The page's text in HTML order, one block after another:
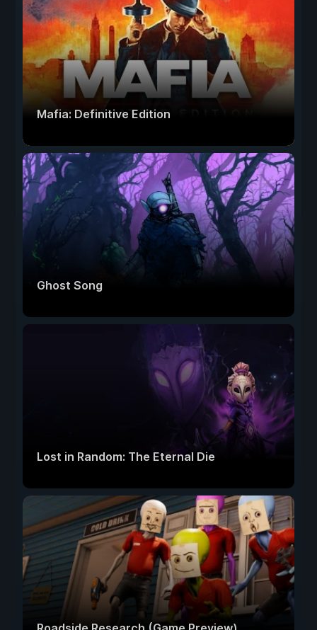
Mafia: Definitive Edition
Ghost Song
Lost in Random: The Eternal Die